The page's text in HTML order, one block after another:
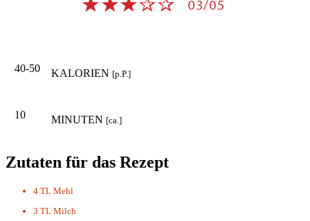
40-50 KALORIEN [p.P.]
10 MINUTEN [ca.]
Zutaten für das Rezept
4 TL Mehl
3 TL Milch